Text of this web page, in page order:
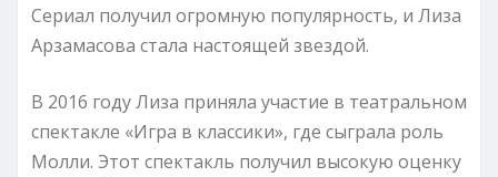
Сериал получил огромную популярность, и Лиза
Арзамасова стала настоящей звездой.
В 2016 году Лиза приняла участие в театральном
спектакле «Игра в классики», где сыграла роль
Молли. Этот спектакль получил высокую оценку